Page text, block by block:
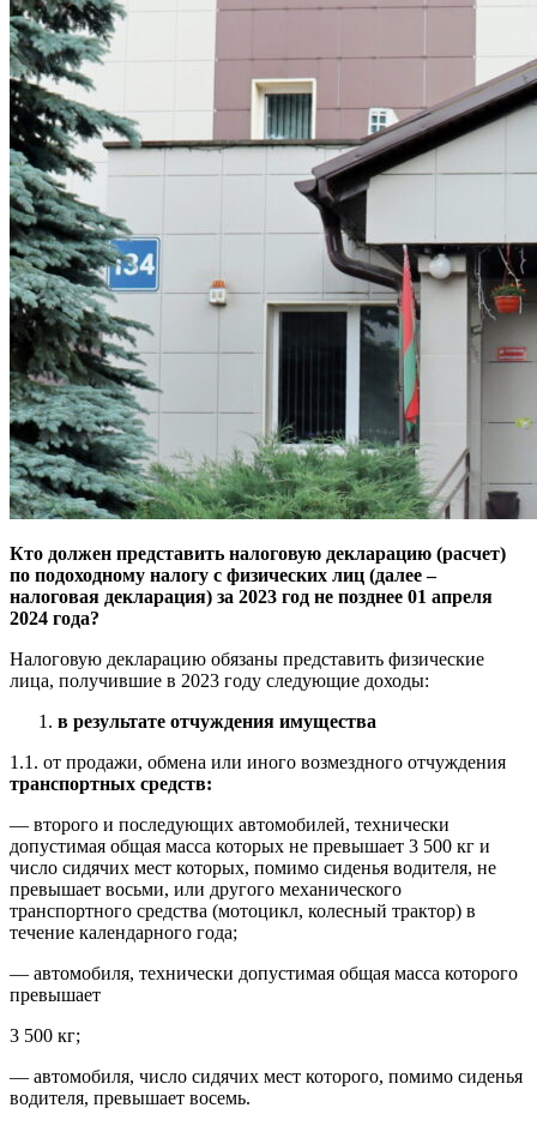
Кто должен представить налоговую декларацию (расчет)
по подоходному налогу с физических лиц (далее –
налоговая декларация) за 2023 год не позднее 01 апреля
2024 года?
Налоговую декларацию обязаны представить физические
лица, получившие в 2023 году следующие доходы:
в результате отчуждения имущества
1.1. от продажи, обмена или иного возмездного отчуждения
транспортных средств:
— второго и последующих автомобилей, технически
допустимая общая масса которых не превышает 3 500 кг и
число сидячих мест которых, помимо сиденья водителя, не
превышает восьми, или другого механического
транспортного средства (мотоцикл, колесный трактор) в
течение календарного года;
— автомобиля, технически допустимая общая масса которого
превышает
3 500 кг;
— автомобиля, число сидячих мест которого, помимо сиденья
водителя, превышает восемь.